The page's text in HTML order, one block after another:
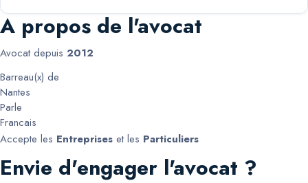
A propos de l'avocat
Avocat depuis 2012
Barreau(x) de
Nantes
Parle
Francais
Accepte les Entreprises et les Particuliers
Envie d'engager l'avocat ?